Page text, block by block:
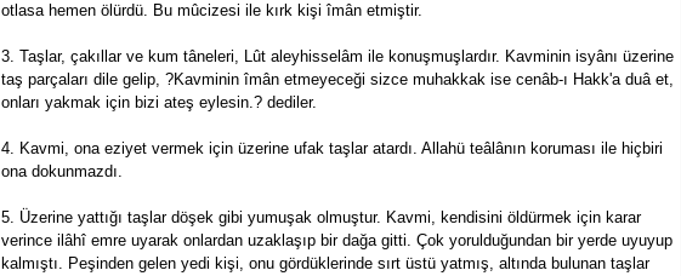
otlasa hemen ölürdü. Bu mûcizesi ile kırk kişi îmân etmiştir.
3. Taşlar, çakıllar ve kum tâneleri, Lût aleyhisselâm ile konuşmuşlardır. Kavminin isyânı üzerine
taş parçaları dile gelip, ?Kavminin îmân etmeyeceği sizce muhakkak ise cenâb-ı Hakk'a duâ et,
onları yakmak için bizi ateş eylesin.? dediler.
4. Kavmi, ona eziyet vermek için üzerine ufak taşlar atardı. Allahü teâlânın koruması ile hiçbiri
ona dokunmazdı.
5. Üzerine yattığı taşlar döşek gibi yumuşak olmuştur. Kavmi, kendisini öldürmek için karar
verince ilâhî emre uyarak onlardan uzaklaşıp bir dağa gitti. Çok yorulduğundan bir yerde uyuyup
kalmıştı. Peşinden gelen yedi kişi, onu gördüklerinde sırt üstü yatmış, altında bulunan taşlar